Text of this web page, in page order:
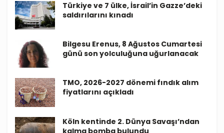
Türkiye ve 7 ülke, İsrail’in Gazze’deki
saldırılarını kınadı
Bilgesu Erenus, 8 Ağustos Cumartesi
günü son yolculuğuna uğurlanacak
TMO, 2026-2027 dönemi fındık alım
fiyatlarını açıkladı
Köln kentinde 2. Dünya Savaşı’ndan
kalma bomba bulundu